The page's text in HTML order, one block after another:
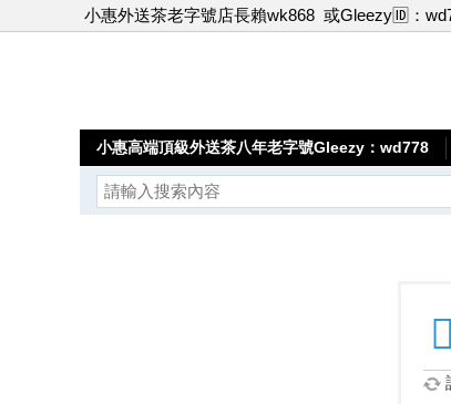
小惠外送茶老字號店長賴wk868 或Gleezy🆔：
小惠高端頂級外送茶八年老字號Gleezy：wd778